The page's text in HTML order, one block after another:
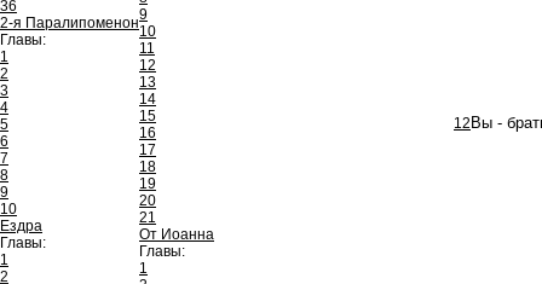
36
2-я Паралипоменон
Главы:
1
2
3
4
5
6
7
8
9
10
Ездра
Главы:
1
2
9
10
11
12
13
14
15
16
17
18
19
20
21
От Иоанна
Главы:
1
12 Вы -